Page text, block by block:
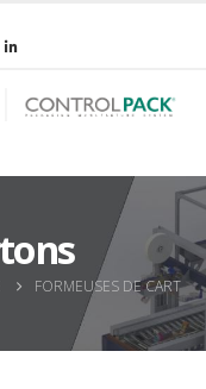
FORMEUSES DE